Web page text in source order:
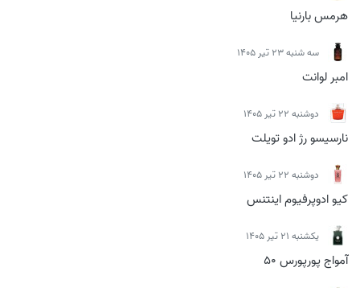
هرمس بارنیا
سه شنبه 23 تیر 1405
امبر لوانت
دوشنبه 22 تیر 1405
نارسیسو رژ ادو تویلت
دوشنبه 22 تیر 1405
کیو ادوپرفیوم اینتنس
يكشنبه 21 تیر 1405
آمواج پورپورس 50